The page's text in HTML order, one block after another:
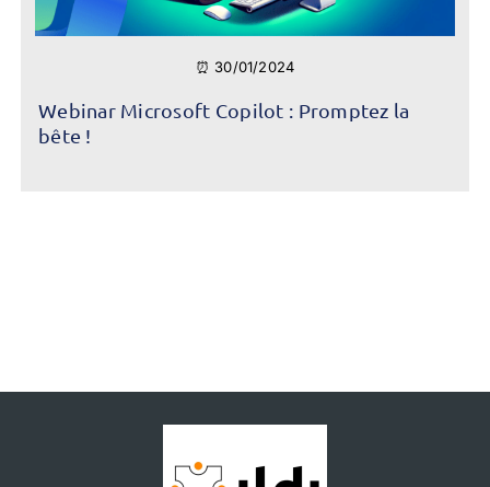
⏰ 30/01/2024
Webinar Microsoft Copilot : Promptez la
bête !